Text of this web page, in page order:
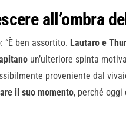
all’ombra
: “È ben assortito. Lautaro e
un’ulteriore spinta
proveniente dal
il suo momento, perché oggi